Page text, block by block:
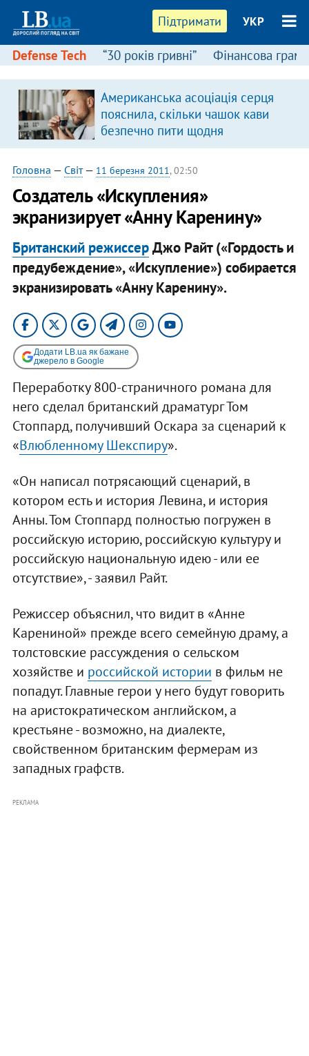
Підтримати УКР
Defense Tech “30 років гривні” Фінансова
Американська асоціація серця
пояснила, скільки чашок кави
безпечно пити щодня
Головна — Світ— 11 березня 2011, 02:50
Создатель «Искупления»
экранизирует «Анну Каренину»
Британский режиссерДжо Райт («Гордость и
предубеждение», «Искупление») собирается
экранизировать «Анну Каренину».
Додати LB.ua як бажане
джерело в Google
Переработку 800-страничного романа для
него сделал британский драматург Том
Стоппард, получивший Оскара за сценарий к
«Влюбленному Шекспиру».
«Он написал потрясающий сценарий, в
котором есть и история Левина, и история
Анны. Том Стоппард полностью погружен в
российскую историю, российскую культуру и
российскую национальную идею - или ее
отсутствие», - заявил Райт.
Режиссер объяснил, что видит в «Анне
Карениной» прежде всего семейную драму, а
толстовские рассуждения о сельском
хозяйстве и российской истории в фильм не
попадут. Главные герои у него будут говорить
на аристократическом английском, а
крестьяне - возможно, на диалекте,
свойственном британским фермерам из
западных графств.
РЕКЛАМА